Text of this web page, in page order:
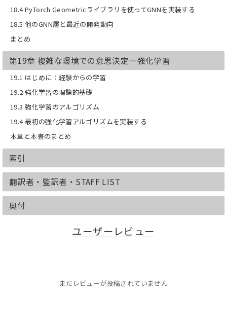
18.4 PyTorch Geometricライブラリを使ってGNNを実装する
18.5 他のGNN層と最近の開発動向
まとめ
第19章 複雑な環境での意思決定―強化学習
19.1 はじめに：経験からの学習
19.2 強化学習の理論的基礎
19.3 強化学習のアルゴリズム
19.4 最初の強化学習アルゴリズムを実装する
本章と本書のまとめ
索引
翻訳者・監訳者・STAFF LIST
奥付
ユーザーレビュー
まだレビューが投稿されていません